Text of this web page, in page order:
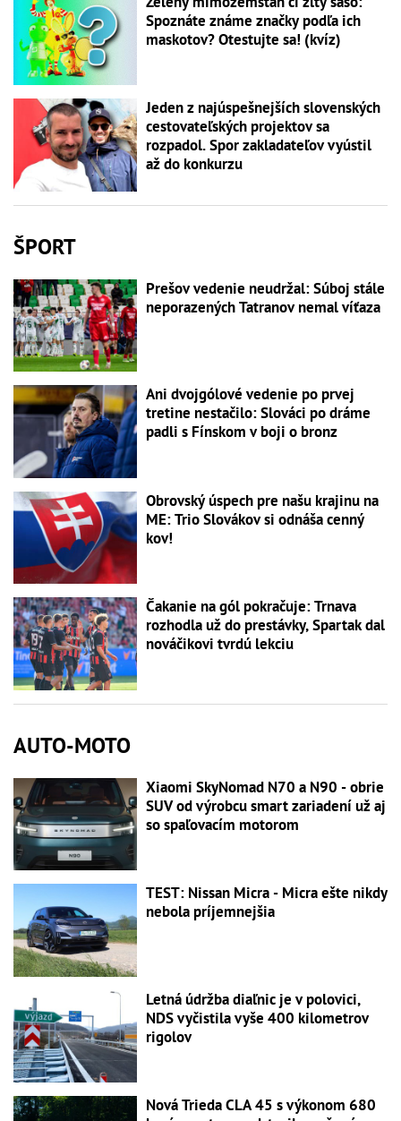
Spoznáte známe značky podľa ich
maskotov? Otestujte sa! (kvíz)
Jeden z najúspešnejších slovenských
cestovateľských projektov sa
rozpadol. Spor zakladateľov vyústil
až do konkurzu
ŠPORT
Prešov vedenie neudržal: Súboj stále
neporazených Tatranov nemal víťaza
Ani dvojgólové vedenie po prvej
tretine nestačilo: Slováci po dráme
padli s Fínskom v boji o bronz
Obrovský úspech pre našu krajinu na
ME: Trio Slovákov si odnáša cenný
kov!
Čakanie na gól pokračuje: Trnava
rozhodla už do prestávky, Spartak dal
nováčikovi tvrdú lekciu
AUTO-MOTO
Xiaomi SkyNomad N70 a N90 - obrie
SUV od výrobcu smart zariadení už aj
so spaľovacím motorom
TEST: Nissan Micra - Micra ešte nikdy
nebola príjemnejšia
Letná údržba diaľnic je v polovici,
NDS vyčistila vyše 400 kilometrov
rigolov
Nová Trieda CLA 45 s výkonom 680